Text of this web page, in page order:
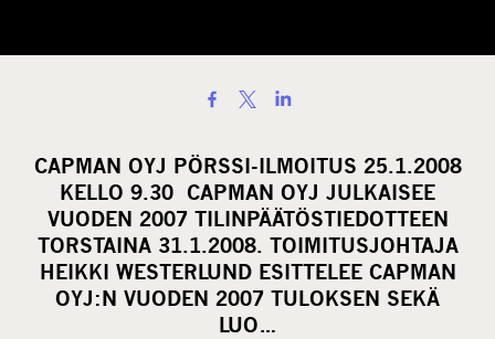
a
r
e
o
n
s
CAPMAN OYJ PÖRSSI-ILMOITUS 25.1.2008
KELLO 9.30 CAPMAN OYJ JULKAISEE
VUODEN 2007 TILINPÄÄTÖSTIEDOTTEEN
TORSTAINA 31.1.2008. TOIMITUSJOHTAJA
HEIKKI WESTERLUND ESITTELEE CAPMAN
OYJ:N VUODEN 2007 TULOKSEN SEKÄ
LUO…